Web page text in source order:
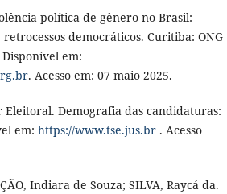
política de gênero no Brasil:
democráticos. Curitiba: ONG
em:
. Acesso em: 07 maio 2025.
Demografia das candidaturas:
em: https://www.tse.jus.br. Acesso
Indiara de Souza; SILVA, Raycá da.